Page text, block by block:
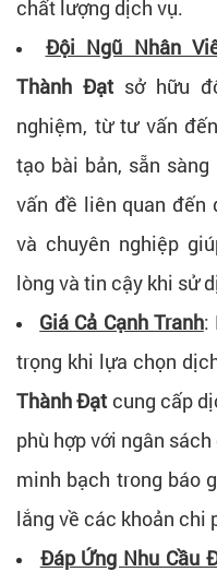
chất lượng dịch vụ.
Đội Ngũ Nhân
Thành Đạt sở hữu
nghiệm, từ tư vấn
tạo bài bản, sẵn
vấn đề liên quan đến
và chuyên nghiệp
lòng và tin cậy khi sử
Giá Cả Cạnh Tranh:
trọng khi lựa chọn
Thành Đạt cung cấp
phù hợp với ngân
minh bạch trong báo
lắng về các khoản chi
Đáp Ứng Nhu Cầu